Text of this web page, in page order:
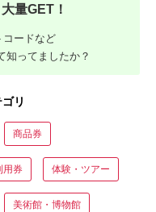
量GET！
コードなど
知ってましたか？
リ
商品券
用券 体験・ツアー
美術館・博物館